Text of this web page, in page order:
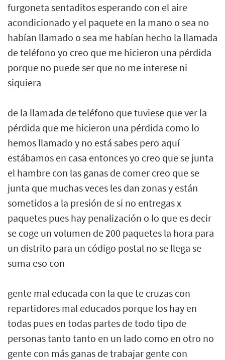
furgoneta sentaditos esperando con el aire
acondicionado y el paquete en la mano o sea no
habían llamado o sea me habían hecho la llamada
de teléfono yo creo que me hicieron una pérdida
porque no puede ser que no me interese ni
siquiera
de la llamada de teléfono que tuviese que ver la
pérdida que me hicieron una pérdida como lo
hemos llamado y no está sabes pero aquí
estábamos en casa entonces yo creo que se junta
el hambre con las ganas de comer creo que se
junta que muchas veces les dan zonas y están
sometidos a la presión de si no entregas x
paquetes pues hay penalización o lo que es decir
se coge un volumen de 200 paquetes la hora para
un distrito para un código postal no se llega se
suma eso con
gente mal educada con la que te cruzas con
repartidores mal educados porque los hay en
todas pues en todas partes de todo tipo de
personas tanto tanto en un lado como en otro no
gente con más ganas de trabajar gente con